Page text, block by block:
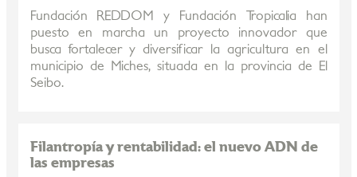
Fundación REDDOM y Fundación Tropicalia han
puesto en marcha un proyecto innovador que
busca fortalecer y diversificar la agricultura en el
municipio de Miches, situada en la provincia de El
Seibo.
Filantropía y rentabilidad: el nuevo ADN de
las empresas